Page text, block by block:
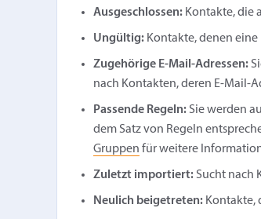
Ausgeschlossen:Kontakte, die
Ungültig:Kontakte, denen eine
Zugehörige E-Mail-Adressen:
nach Kontakten, deren E-Mail-
Passende Regeln:Sie werden
dem Satz von Regeln
Gruppen für weitere
Zuletzt importiert:Sucht nach
Neulich beigetreten:Kontakte,